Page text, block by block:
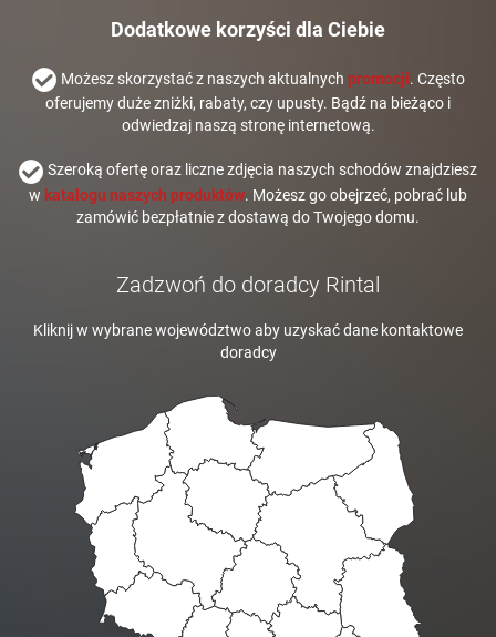
Dodatkowe korzyści dla Ciebie
Możesz skorzystać z naszych aktualnych promocji. Często
oferujemy duże zniżki, rabaty, czy upusty. Bądź na bieżąco i
odwiedzaj naszą stronę internetową.
Szeroką ofertę oraz liczne zdjęcia naszych schodów znajdziesz
w katalogu naszych produktów. Możesz go obejrzeć, pobrać lub
zamówić bezpłatnie z dostawą do Twojego domu.
Zadzwoń do doradcy Rintal
Kliknij w wybrane województwo aby uzyskać dane kontaktowe
doradcy